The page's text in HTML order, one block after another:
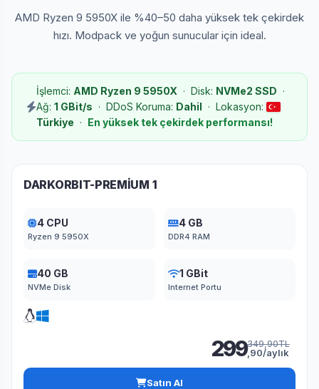
AMD Ryzen 9 5950X ile %40–50 daha yüksek tek çekirdek
hızı. Modpack ve yoğun sunucular için ideal.
İşlemci: AMD Ryzen 9 5950X · Disk: NVMe2 SSD ·
Ağ: 1 GBit/s · DDoS Koruma: Dahil · Lokasyon:
Türkiye · En yüksek tek çekirdek performansı!
DARKORBIT-PREMİUM 1
4 CPU
Ryzen 9 5950X
4 GB
DDR4 RAM
40 GB
NVMe Disk
1 GBit
Internet Portu
299349,90TL
,90/aylık
Satın Al